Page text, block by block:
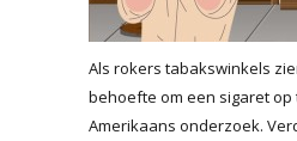
Als rokers tabakswinkels
behoefte om een sigaret op
Amerikaans onderzoek.